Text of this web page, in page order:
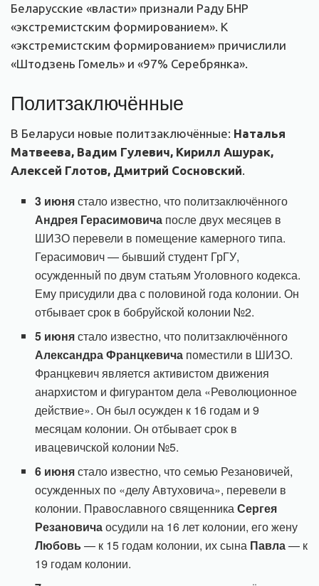
Беларусские «власти» признали Раду БНР
«экстремистским формированием». К
«экстремистским формированием» причислили
«Штодзень Гомель» и «97% Серебрянка».
Политзаключённые
В Беларуси новые политзаключённые: Наталья
Матвеева, Вадим Гулевич, Кирилл Ашурак,
Алексей Глотов, Дмитрий Сосновский.
3 июнястало известно, что политзаключённого
Андрея Герасимовича после двух месяцев в
ШИЗО перевели в помещение камерного типа.
Герасимович — бывший студент ГрГУ,
осужденный по двум статьям Уголовного кодекса.
Ему присудили два с половиной года колонии. Он
отбывает срок в бобруйской колонии №2.
5 июнястало известно, что политзаключённого
Александра Францкевича поместили в ШИЗО.
Францкевич является активистом движения
анархистом и фигурантом дела «Революционное
действие». Он был осужден к 16 годам и 9
месяцам колонии. Он отбывает срок в
ивацевичской колонии №5.
6 июнястало известно, что семью Резановичей,
осужденных по «делу Автуховича», перевели в
колонии. Православного священникаСергея
Резановичаосудили на 16 лет колонии, его жену
Любовь— к 15 годам колонии, их сына Павла— к
19 годам колонии.